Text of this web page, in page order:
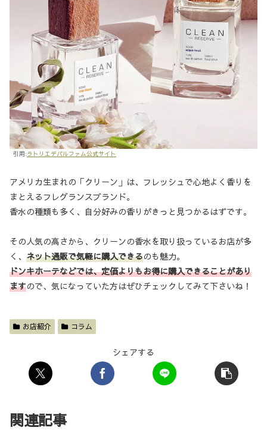
引用:ラトリエデパルファム公式サイト
アメリカ生まれの「クリーン」は、フレッシュで心地よく香りを
まとえるフレグランスブランド。
香水の種類も多く、自分好みの香りがきっと見つかるはずです。
その人気の高さから、クリーンの香水を取り扱っているお店が多
く、 ネット通販で気軽に購入できるのも魅力。
ドンキホーテなどでは、定価よりもお得に購入できることがあり
ますので、気になっていた方はぜひチェックしてみて下さいね！
お店紹介 コラム
シェアする
関連記事